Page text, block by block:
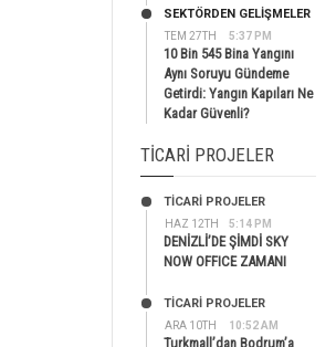
TEM 27TH 5:37 PM
SEKTÖRDEN GELIŞMELER
10 Bin 545 Bina Yangını
Aynı Soruyu Gündeme
Getirdi: Yangın Kapıları Ne
Kadar Güvenli?
TICARI PROJELER
HAZ 12TH 5:14 PM
TİCARİ PROJELER
DENİZLİ’DE ŞİMDİ SKY
NOW OFFICE ZAMANI
ARA 10TH 10:52 AM
TİCARİ PROJELER
Turkmall’dan Bodrum’a